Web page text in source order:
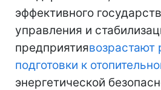
эффективного
управления и
предприятиявозрастают
подготовки к
энергетической